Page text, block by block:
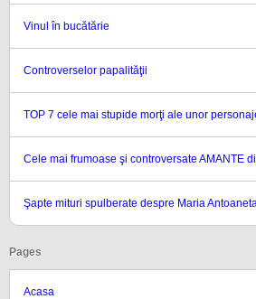
Vinul în bucătărie
Controverselor papalităţii
TOP 7 cele mai stupide morţi ale unor
Cele mai frumoase şi controversate AMANTE
Şapte mituri spulberate despre Maria
Pages
Acasa